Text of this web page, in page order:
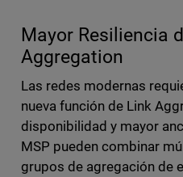
Mayor Resiliencia
Aggregation
Las redes modernas
nueva función de Link
disponibilidad y mayor
MSP pueden combinar
grupos de agregación de